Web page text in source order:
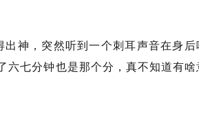
神，突然听到一个刺耳声音在身后
六七分钟也是那个分，真不知道有啥